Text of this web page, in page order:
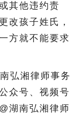
其他违约责
改孩子姓氏，
方就不能要求
弘湘律师事务
众号、视频号
湖南弘湘律师